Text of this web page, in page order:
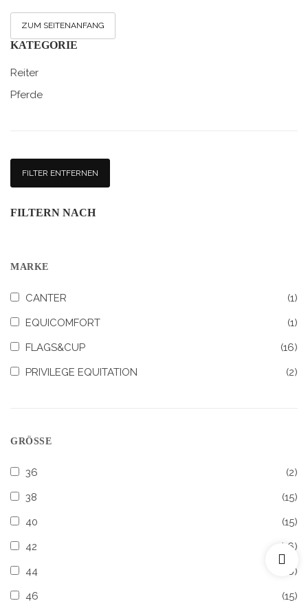
KATEGORIE
Reiter
Pferde
FILTER ENTFERNEN
FILTERN NACH
MARKE
CANTER
(1)
EQUICOMFORT
(1)
FLAGS&CUP
(16)
PRIVILEGE EQUITATION
(2)
GRÖSSE
36
(2)
38
(15)
40
(15)
42
(16)
44
(16)
46
(15)
ZUM SEITENANFANG